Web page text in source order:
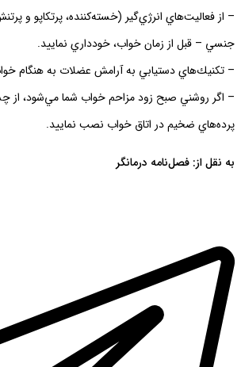
– از فعاليت‌هاي انرژي‌‌گير (خسته‌كننده، پرتكاپو و
جنسي – قبل از زمان خواب، خودداري نماييد.
– تكنيك‌هاي دستيابي به آرامش عضلات به هنگام
– اگر روشني صبح زود مزاحم خواب شما مي‌شود، از
پرده‌هاي ضخيم در اتاق خواب نصب نماييد.
به نقل از: فصل‌نامه درمانگر